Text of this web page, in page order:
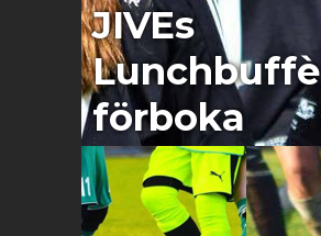
JIVEs
Lunchbuffè
förboka